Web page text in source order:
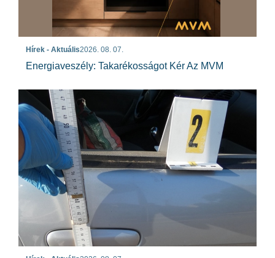
Hírek - Aktuális2026. 08. 07.
Energiaveszély: Takarékosságot Kér Az MVM